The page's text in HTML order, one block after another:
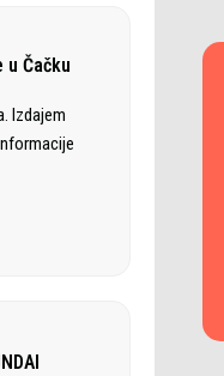
Čačku
Izdajem